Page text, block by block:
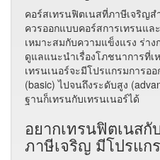
คอร์สเทรนฟิตเนสที่ภาษีเจริญส
ควรออกแบบคอร์สการเทรนแล
เหมาะสมกับความแข็งแรง ร่า
ดูแลแนะนำเรื่องโภชนาการที่
เทรนเนอร์จะมีโปรแกรมการอ
(basic) ไปจนถึงระดับสูง
ฐานก็เทรนกับเทรนเนอร์ได้
อยากเทรนฟิตเนส
ภาษีเจริญ มีโปรแก